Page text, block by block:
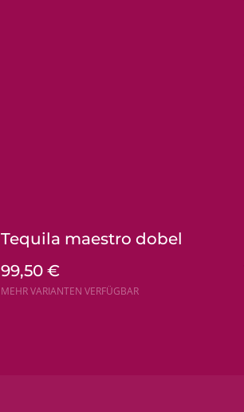
Tequila maestro dobel
99,50 €
MEHR VARIANTEN VERFÜGBAR